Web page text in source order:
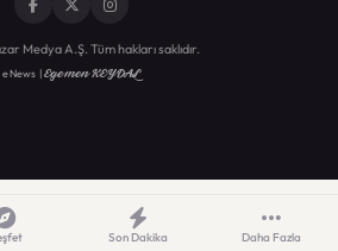
Medya A.Ş. Tüm hakları saklıdır.
eNews |Egemen KEYDAL
Son Dakika Daha Fazla